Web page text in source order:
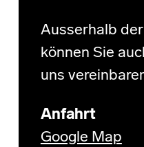
Ausserhalb
können Sie
uns
Anfahrt
Google Map